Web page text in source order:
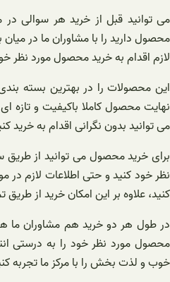
می توانید قبل از خرید هر سوالی
محصول دارید را با مشاوران ما در
لازم اقدام به خرید محصول مورد نظر
این محصولات را در بهترین بسته
نهایت محصول کاملا باکیفیت و تازه
می توانید بدون نگرانی اقدام به خرید
برای خرید محصول می توانید از
نظر خود کنید و حتی اطلاعات لازم در
کنید، علاوه بر این امکان خرید از
در طول هر دو خرید هم مشاوران ما
محصول مورد نظر خود را به درستی
خوب و لذت بخش را با مرکز ما تجربه